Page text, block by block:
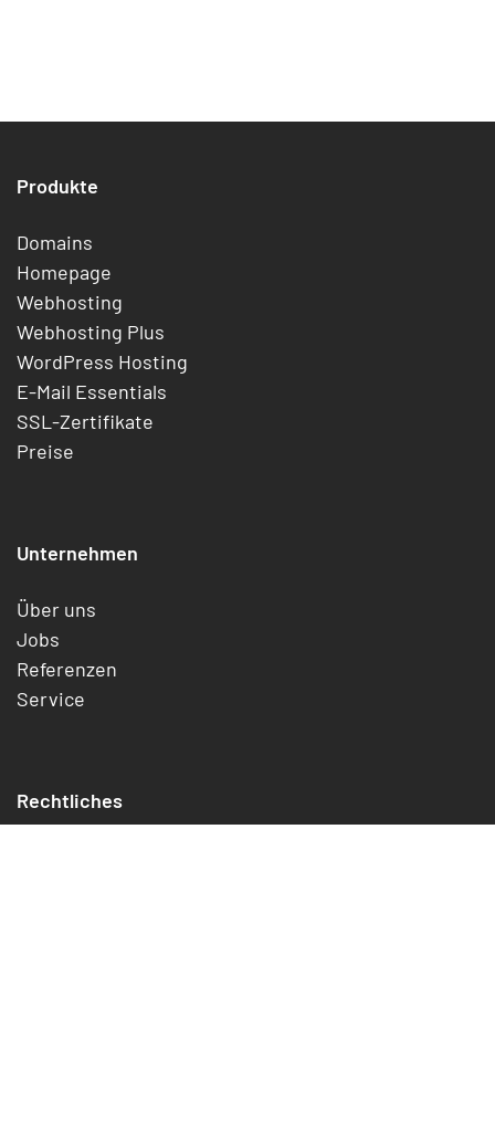
Produkte
Domains
Homepage
Webhosting
Webhosting Plus
WordPress Hosting
E-Mail Essentials
SSL-Zertifikate
Preise
Unternehmen
Über uns
Jobs
Referenzen
Service
Rechtliches